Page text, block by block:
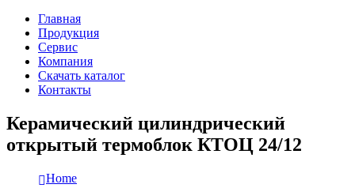
Главная
Продукция
Сервис
Компания
Скачать каталог
Контакты
Керамический цилиндрический
открытый термоблок КТОЦ 24/12
Home